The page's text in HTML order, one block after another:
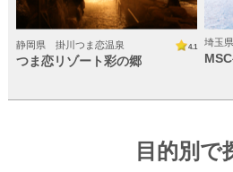
静岡県 掛川つま恋温泉 4.1
つま恋リゾート彩の郷
埼玉
ゆめやど
ゆめやど
目的別で